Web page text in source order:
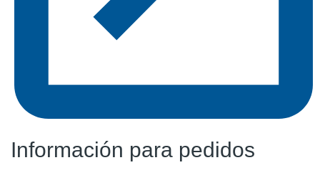
Información para pedidos